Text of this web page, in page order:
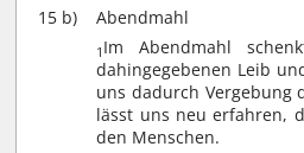
15 b)
Abendmahl
1 Im Abendmahl
dahingegebenen Leib
uns dadurch Vergebung
lässt uns neu erfahren,
den Menschen.